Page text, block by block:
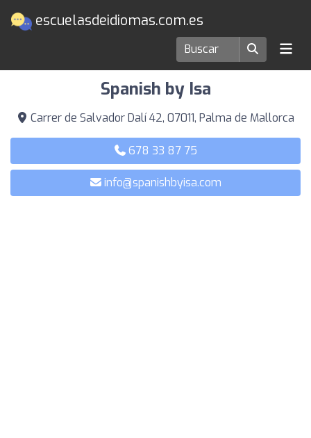
escuelasdeidiomas.com.es
Escuelas de idiomas en Palma de Mallorca
Spanish by Isa
Carrer de Salvador Dalí 42, 07011, Palma de Mallorca
678 33 87 75
info@spanishbyisa.com